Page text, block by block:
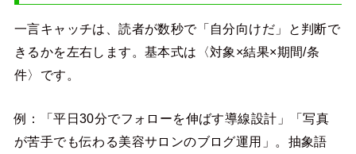
一言キャッチは、読者が数秒で「自分向けだ」と判断で
きるかを左右します。基本式は〈対象×結果×期間/条
件〉です。
例：「平日30分でフォローを伸ばす導線設計」「写真
が苦手でも伝わる美容サロンのブログ運用」。抽象語